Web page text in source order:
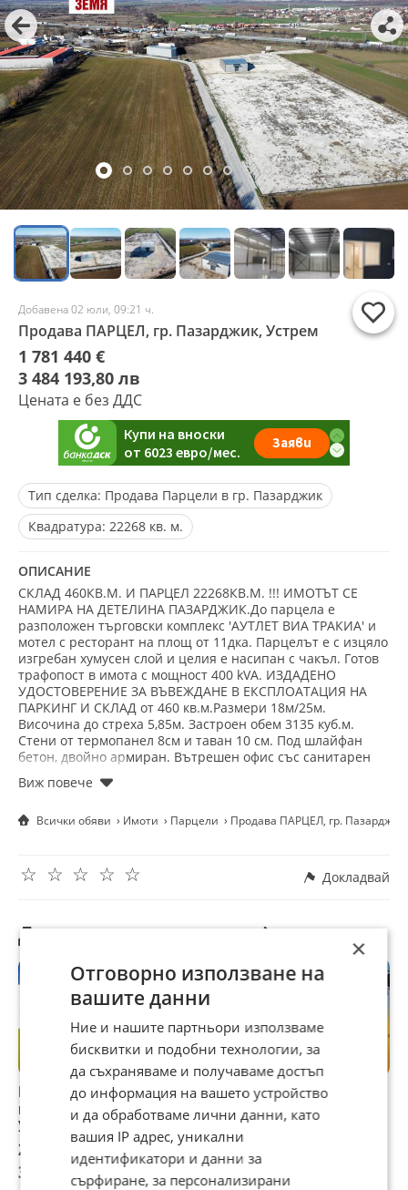
Добавена 02 юли, 09:21 ч.
Продава ПАРЦЕЛ, гр. Пазарджик, Устрем
1 781 440 €
3 484 193,80 лв
Цената е без ДДС
Тип сделка: Продава Парцели в гр. Пазарджик
Квадратура: 22268 кв. м.
ОПИСАНИЕ
СКЛАД 460КВ.М. И ПАРЦЕЛ 22268КВ.М. !!! ИМОТЪТ СЕ
НАМИРА НА ДЕТЕЛИНА ПАЗАРДЖИК.До парцела е
разположен търговски комплекс 'АУТЛЕТ ВИА ТРАКИА' и
мотел с ресторант на площ от 11дка. Парцелът е с изцяло
изгребан хумусен слой и целия е насипан с чакъл. Готов
трафопост в имота с мощност 400 kVA. ИЗДАДЕНО
УДОСТОВЕРЕНИЕ ЗА ВЪВЕЖДАНЕ В ЕКСПЛОАТАЦИЯ НА
ПАРКИНГ И СКЛАД от 460 кв.м.Размери 18м/25м.
Височина до стреха 5,85м. Застроен обем 3135 куб.м.
Стени от термопанел 8см и таван 10 см. Под шлайфан
бетон, двойно армиран. Вътрешен офис със санитарен
външна стреха от 2 метра. Нов водопровод Ф90 и
САЙТА НИ : WWW.ZEMIA.BG - 0888/087-085
Всички обяви Имоти Парцели Продава ПАРЦЕЛ, гр.
☆
☆
☆
☆
☆ Докладвай
Другите търсят също
Продава ПАРЦЕЛ,
гр. Пазарджик,
Устрем
200 000 €
391 166 лв
Продава ПАРЦЕЛ,
гр. Пазарджик,
Устрем
140 250 €
274 305,16 лв
Продава ПАРЦЕЛ,
гр. Пазарджик,
Устрем
×
Отговорно използване на
вашите данни
Ние и нашите партньори използваме
бисквитки и подобни технологии, за
да съхраняваме и получаваме достъп
до информация на вашето устройство
и да обработваме лични данни, като
вашия IP адрес, уникални
идентификатори и данни за
сърфиране, за персонализирани